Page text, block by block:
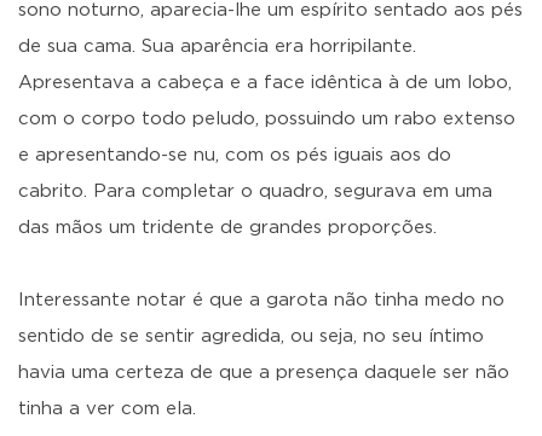
sono noturno, aparecia-lhe um espírito sentado aos pés
de sua cama. Sua aparência era horripilante.
Apresentava a cabeça e a face idêntica à de um lobo,
com o corpo todo peludo, possuindo um rabo extenso
e apresentando-se nu, com os pés iguais aos do
cabrito. Para completar o quadro, segurava em uma
das mãos um tridente de grandes proporções.
Interessante notar é que a garota não tinha medo no
sentido de se sentir agredida, ou seja, no seu íntimo
havia uma certeza de que a presença daquele ser não
tinha a ver com ela.